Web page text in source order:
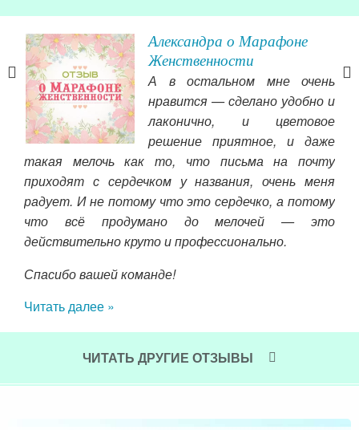
Александра о Марафоне
Женственности
А в остальном мне очень
нравится — сделано удобно и
лаконично, и цветовое
решение приятное, и даже
такая мелочь как то, что письма на почту
приходят с сердечком у названия, очень меня
радует. И не потому что это сердечко, а потому
что всё продумано до мелочей — это
действительно круто и профессионально.
Спасибо вашей команде!
Читать далее »
ЧИТАТЬ ДРУГИЕ ОТЗЫВЫ